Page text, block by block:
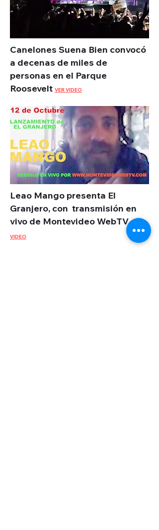
Canelones Suena Bien convocó
a decenas de miles de
personas en el Parque
Roosevelt VER VIDEO
Leao Mango presenta El
Granjero, con transmisión en
vivo de Montevideo WebTVVER
VIDEO